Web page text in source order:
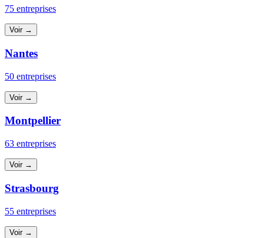
75 entreprises
Voir →
Nantes
50 entreprises
Voir →
Montpellier
63 entreprises
Voir →
Strasbourg
55 entreprises
Voir →